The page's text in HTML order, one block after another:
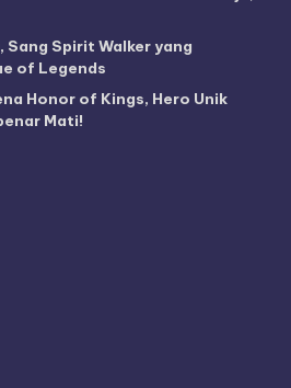
Sang Spirit Walker yang
of Legends
Honor of Kings, Hero Unik
Mati!